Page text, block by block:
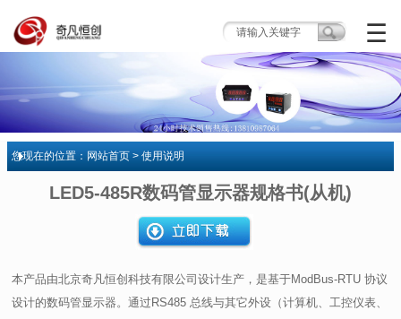
☰
您现在的位置： 网站首页 > 使用说明
LED5-485R数码管显示器规格书(从机)
本产品由北京奇凡恒创科技有限公司设计生产，是基于ModBus-RTU 协议
设计的数码管显示器。通过RS485 总线与其它外设（计算机、工控仪表、